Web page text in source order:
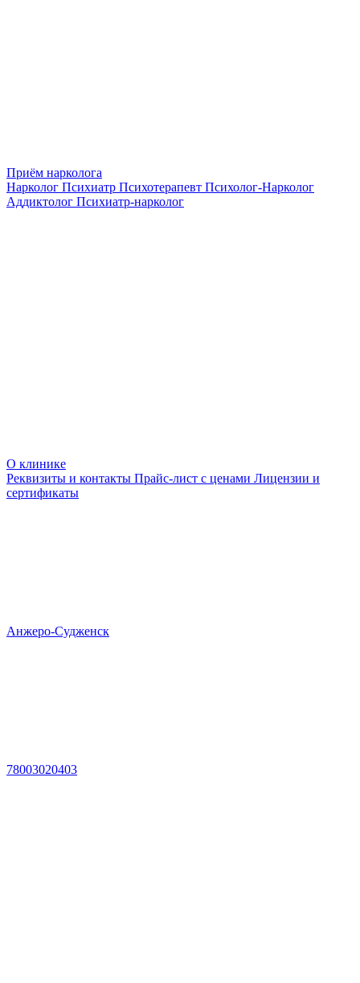
Приём нарколога
Нарколог Психиатр Психотерапевт Психолог-Нарколог
Аддиктолог Психиатр-нарколог
О клинике
Реквизиты и контакты Прайс-лист с ценами Лицензии и
сертификаты
Анжеро-Судженск
78003020403